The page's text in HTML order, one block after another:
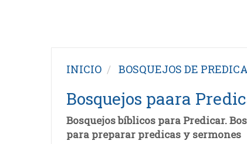
INICIO BOSQUEJOS DE
Bosquejos paara
Bosquejos bíblicos para Predicar.
para preparar predicas y sermones